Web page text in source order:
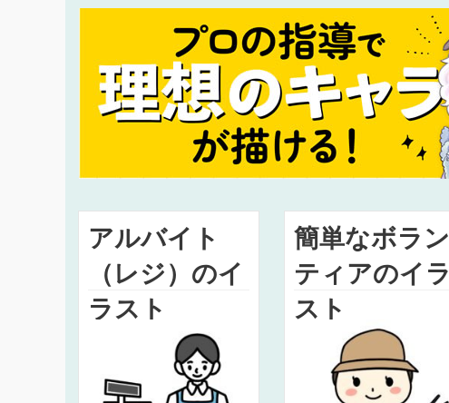
アルバイト
（レジ）のイ
ラスト
簡単なボラン
ティアのイラ
スト